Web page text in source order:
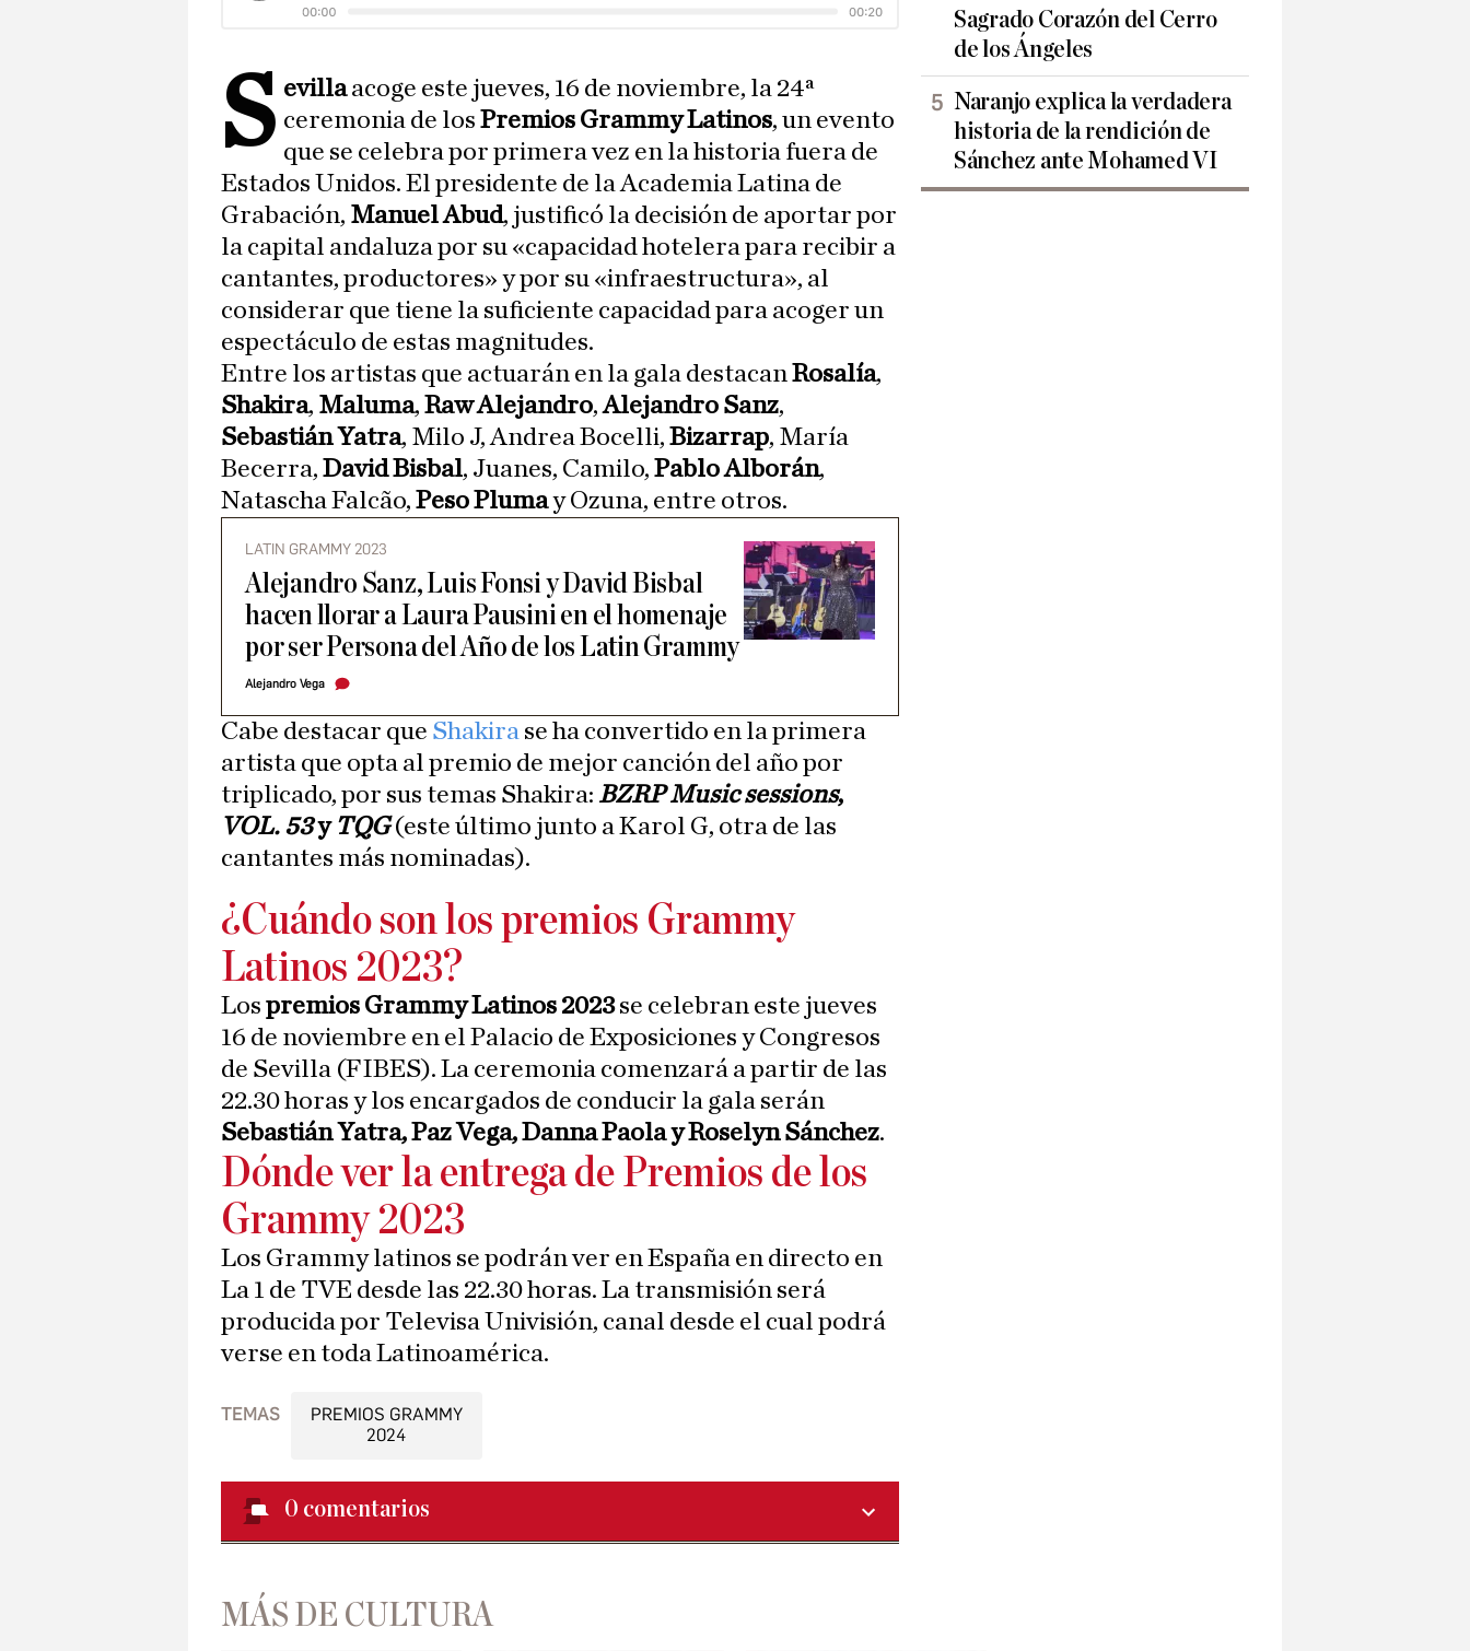
S evillaacoge este jueves, 16 de noviembre, la 24ª
ceremonia de losPremios Grammy Latinos, un evento
que se celebra por primera vez en la historia fuera de
Estados Unidos. El presidente de la Academia Latina de
Grabación, Manuel Abud, justificó la decisión de aportar por
la capital andaluza por su «capacidad hotelera para recibir a
cantantes, productores» y por su «infraestructura», al
considerar que tiene la suficiente capacidad para acoger un
espectáculo de estas magnitudes.
Entre los artistas que actuarán en la gala destacanRosalía,
Shakira, Maluma, Raw Alejandro,Alejandro Sanz,
Sebastián Yatra, Milo J, Andrea Bocelli, Bizarrap, María
Becerra, David Bisbal, Juanes, Camilo, Pablo Alborán,
Natascha Falcão, Peso Plumay Ozuna, entre otros.
LATIN GRAMMY 2023
Alejandro Sanz, Luis Fonsi y David Bisbal
hacen llorar a Laura Pausini en el homenaje
por ser Persona del Año de los Latin Grammy
Alejandro Vega
Cabe destacar que Shakira se ha convertido en la primera
artista que opta al premio de mejor canción del año por
triplicado, por sus temas Shakira: BZRP Music sessions,
VOL. 53y TQG (este último junto a Karol G, otra de las
cantantes más nominadas).
¿Cuándo son los premios Grammy
Latinos 2023?
Los premios Grammy Latinos 2023se celebran este jueves
16 de noviembre en el Palacio de Exposiciones y Congresos
de Sevilla (FIBES). La ceremonia comenzará a partir de las
22.30 horas y los encargados de conducir la gala serán
Sebastián Yatra, Paz Vega, Danna Paola y Roselyn Sánchez.
Dónde ver la entrega de Premios de los
Grammy 2023
Los Grammy latinos se podrán ver en España en directo en
La 1 de TVE desde las 22.30 horas. La transmisión será
producida por Televisa Univisión, canal desde el cual podrá
verse en toda Latinoamérica.
TEMAS
PREMIOS GRAMMY
2024
0 comentarios
Sagrado Corazón del Cerro
de los Ángeles
Naranjo explica la verdadera
historia de la rendición de
Sánchez ante Mohamed VI
MÁS DE CULTURA